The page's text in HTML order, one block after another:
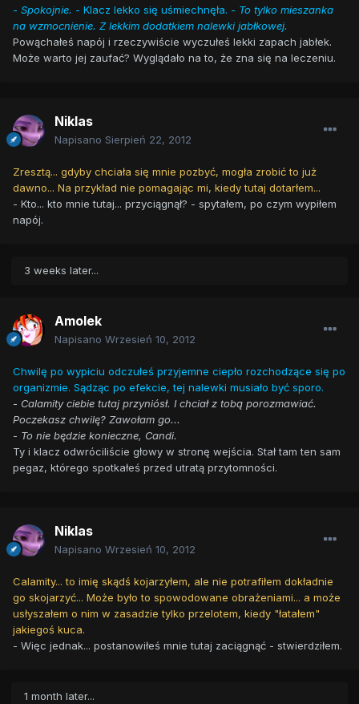
- Spokojnie. - Klacz lekko się uśmiechnęła. - To tylko mieszanka
na wzmocnienie. Z lekkim dodatkiem nalewki jabłkowej.
Powąchałeś napój i rzeczywiście wyczułeś lekki zapach jabłek.
Może warto jej zaufać? Wyglądało na to, że zna się na leczeniu.
Niklas
Napisano Sierpień 22, 2012
Zresztą... gdyby chciała się mnie pozbyć, mogła zrobić to już
dawno... Na przykład nie pomagając mi, kiedy tutaj dotarłem...
- Kto... kto mnie tutaj... przyciągnął? - spytałem, po czym wypiłem
napój.
3 weeks later...
Amolek
Napisano Wrzesień 10, 2012
Chwilę po wypiciu odczułeś przyjemne ciepło rozchodzące się po
organizmie. Sądząc po efekcie, tej nalewki musiało być sporo.
- Calamity ciebie tutaj przyniósł. I chciał z tobą porozmawiać.
Poczekasz chwilę? Zawołam go...
- To nie będzie konieczne, Candi.
Ty i klacz odwróciliście głowy w stronę wejścia. Stał tam ten sam
pegaz, którego spotkałeś przed utratą przytomności.
Niklas
Napisano Wrzesień 10, 2012
Calamity... to imię skądś kojarzyłem, ale nie potrafiłem dokładnie
go skojarzyć... Może było to spowodowane obrażeniami... a może
usłyszałem o nim w zasadzie tylko przelotem, kiedy "łatałem"
jakiegoś kuca.
- Więc jednak... postanowiłeś mnie tutaj zaciągnąć - stwierdziłem.
1 month later...